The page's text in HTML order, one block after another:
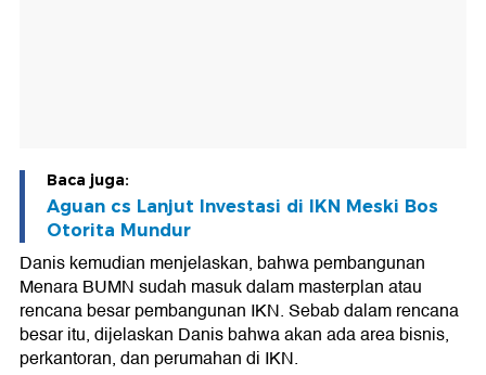
Baca juga:
Aguan cs Lanjut Investasi di IKN Meski Bos
Otorita Mundur
Danis kemudian menjelaskan, bahwa pembangunan
Menara BUMN sudah masuk dalam masterplan atau
rencana besar pembangunan IKN. Sebab dalam rencana
besar itu, dijelaskan Danis bahwa akan ada area bisnis,
perkantoran, dan perumahan di IKN.